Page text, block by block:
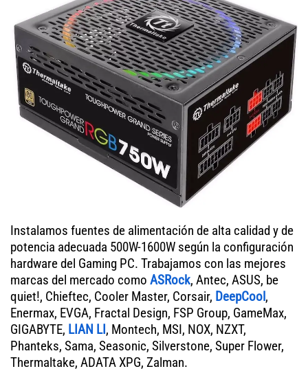
Instalamos fuentes de alimentación de alta calidad y de
potencia adecuada 500W-1600W según la configuración
hardware del Gaming PC. Trabajamos con las mejores
marcas del mercado como ASRock, Antec, ASUS, be
quiet!, Chieftec, Cooler Master, Corsair, DeepCool,
Enermax, EVGA, Fractal Design, FSP Group, GameMax,
GIGABYTE, LIAN LI, Montech, MSI, NOX, NZXT,
Phanteks, Sama, Seasonic, Silverstone, Super Flower,
Thermaltake, ADATA XPG, Zalman.